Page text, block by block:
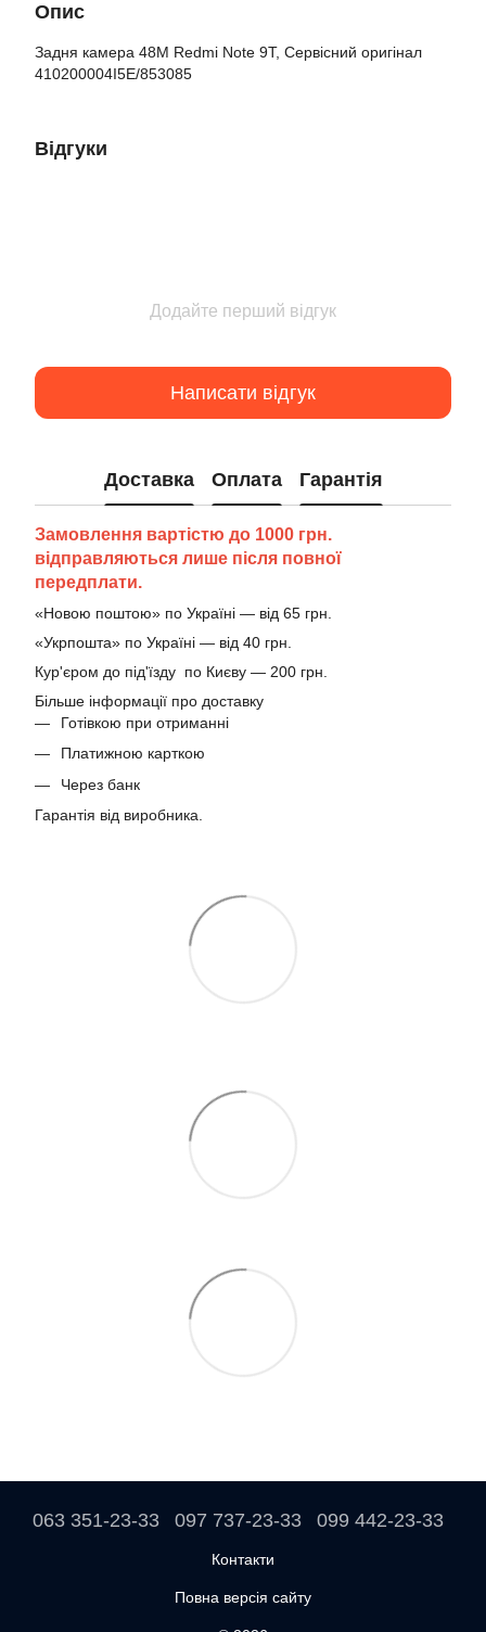
Опис
Задня камера 48М Redmi Note 9T, Сервісний оригінал
410200004I5E/853085
Відгуки
Додайте перший відгук
Написати відгук
Доставка Оплата Гарантія
Замовлення вартістю до 1000 грн.
відправляються лише після повної
передплати.
«Новою поштою» по Україні — від 65 грн.
«Укрпошта» по Україні — від 40 грн.
Кур'єром до під'їзду по Києву — 200 грн.
Більше інформації про доставку
Готівкою при отриманні
Платижною карткою
Через банк
Гарантія від виробника.
063 351-23-33 097 737-23-33 099 442-23-33
Контакти
Повна версія сайту